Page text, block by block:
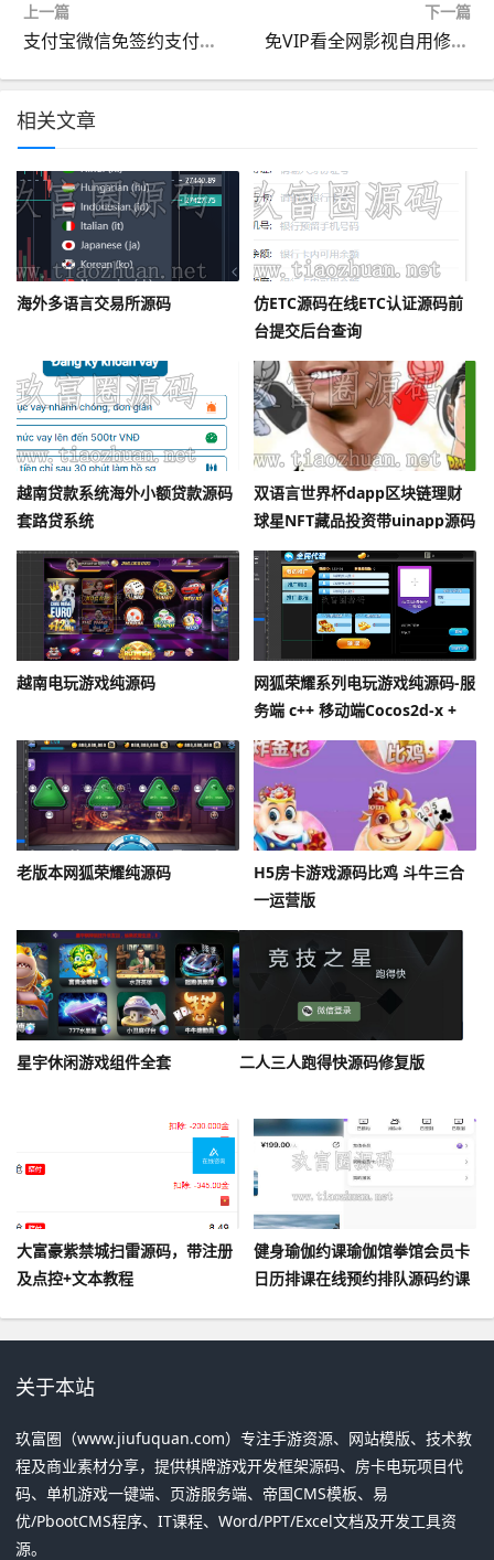
上一篇
支付宝微信免签约支付收款带回调系统源码+视频教程
下一篇
免VIP看全网影视自用修改版
相关文章
海外多语言交易所源码
仿ETC源码在线ETC认证源码前
台提交后台查询
越南贷款系统海外小额贷款源码
套路贷系统
双语言世界杯dapp区块链理财
球星NFT藏品投资带uinapp源码
越南电玩游戏纯源码
网狐荣耀系列电玩游戏纯源码-服
务端 c++ 移动端Cocos2d-x +
Lua
老版本网狐荣耀纯源码
H5房卡游戏源码比鸡 斗牛三合
一运营版
星宇休闲游戏组件全套 二人三人跑得快源码修复版
大富豪紫禁城扫雷源码，带注册
及点控+文本教程
健身瑜伽约课瑜伽馆拳馆会员卡
日历排课在线预约排队源码约课
关于本站
玖富圈（www.jiufuquan.com）专注手游资源、网站模版、技术教
程及商业素材分享，提供棋牌游戏开发框架源码、房卡电玩项目代
码、单机游戏一键端、页游服务端、帝国CMS模板、易
优/PbootCMS程序、IT课程、Word/PPT/Excel文档及开发工具资
源。